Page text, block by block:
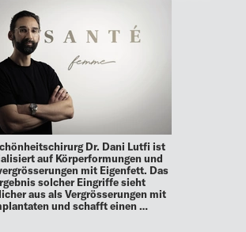
Dr. Dani Lutfi ist
auf Körperformungen und
mit Eigenfett. Das
solcher Eingriffe sieht
aus als Vergrösserungen mit
und schafft einen …